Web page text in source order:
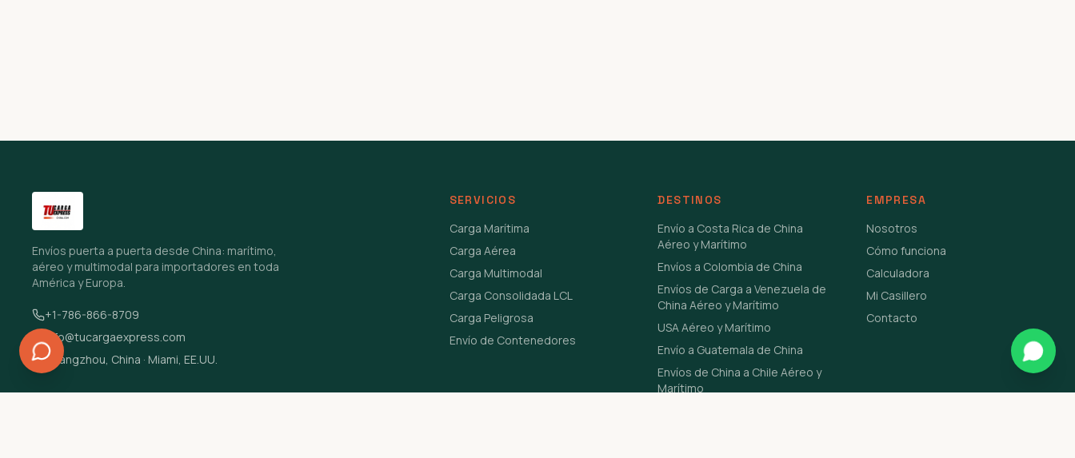
Envíos puerta a puerta desde China: marítimo,
aéreo y multimodal para importadores en toda
América y Europa.
+1-786-866-8709
info@tucargaexpress.com
Guangzhou, China · Miami, EE.UU.
SERVICIOS
Carga Marítima
Carga Aérea
Carga Multimodal
Carga Consolidada LCL
Carga Peligrosa
Envío de Contenedores
DESTINOS
Envío a Costa Rica de China
Aéreo y Marítimo
Envíos a Colombia de China
Envíos de Carga a Venezuela de
China Aéreo y Marítimo
USA Aéreo y Marítimo
Envío a Guatemala de China
Envíos de China a Chile Aéreo y
Marítimo
EMPRESA
Nosotros
Cómo funciona
Calculadora
Mi Casillero
Contacto